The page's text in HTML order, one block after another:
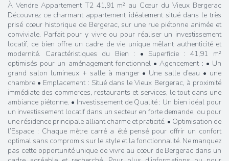
À Vendre Appartement T2 41,91 m² au Cœur du Vieux Bergerac
Découvrez ce charmant appartement idéalement situé dans le très
prisé cœur historique de Bergerac, sur une rue piétonne animée et
conviviale. Parfait pour y vivre ou pour réaliser un investissement
locatif, ce bien offre un cadre de vie unique mêlant authenticité et
modernité. Caractéristiques du Bien : • Superficie : 41,91 m²
optimisés pour un aménagement fonctionnel • Agencement : • Un
grand salon lumineux + salle à manger • Une salle d’eau • une
chambre • Emplacement : Situé dans le Vieux Bergerac, à proximité
immédiate des commerces, restaurants et services, le tout dans une
ambiance piétonne. • Investissement de Qualité : Un bien idéal pour
un investissement locatif dans un secteur en forte demande, ou pour
une résidence principale alliant charme et praticité. • Optimisation de
l’Espace : Chaque mètre carré a été pensé pour offrir un confort
optimal sans compromis sur le style et la fonctionnalité. Ne manquez
pas cette opportunité unique de vivre au cœur de Bergerac dans un